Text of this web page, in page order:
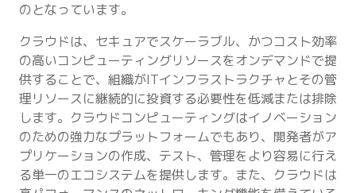
のとなっています。
クラウドは、セキュアでスケーラブル、かつコスト効率
の高いコンピューティングリソースをオンデマンドで提
供することで、組織がITインフラストラクチャとその管
理リソースに継続的に投資する必要性を低減または排除
します。クラウドコンピューティングはイノベーション
のための強力なプラットフォームでもあり、開発者がア
プリケーションの作成、テスト、管理をより容易に行え
る単一のエコシステムを提供します。また、クラウドは